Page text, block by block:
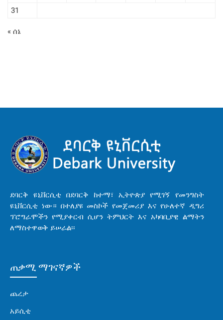
31
« ሰኔ
ደባርቅ ዩኒቨርሲቲ በደባርቅ ከተማ፣ ኢትዮጵያ የሚገኝ የመንግስት
ዩኒቨርሲቲ ነው። በተለያዩ መስኮች የመጀመሪያ እና የሁለተኛ ዲግሪ
ፕሮግራሞችን የሚያቀርብ ሲሆን ትምህርት እና አካባቢያዊ ልማትን
ለማስተዋወቅ ይሠራል፡፡
ጠቃሚ ማገናኛዎች
ጨረታ
አይሲቲ